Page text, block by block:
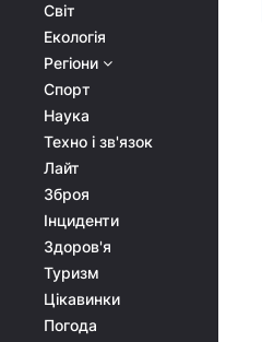
Світ
Екологія
Регіони
Спорт
Наука
Техно і зв'язок
Лайт
Зброя
Інциденти
Здоров'я
Туризм
Цікавинки
Погода